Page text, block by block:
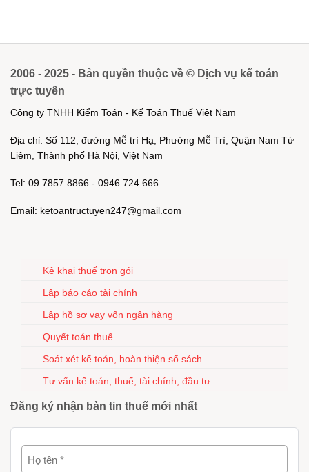
2006 - 2025 - Bản quyền thuộc về © Dịch vụ kế toán
trực tuyến
Công ty TNHH Kiểm Toán - Kế Toán Thuế Việt Nam
Địa chỉ: Số 112, đường Mễ trì Hạ, Phường Mễ Trì, Quận Nam Từ
Liêm, Thành phố Hà Nội, Việt Nam
Tel: 09.7857.8866 - 0946.724.666
Email: ketoantructuyen247@gmail.com
Kê khai thuế trọn gói
Lập báo cáo tài chính
Lập hồ sơ vay vốn ngân hàng
Quyết toán thuế
Soát xét kế toán, hoàn thiện sổ sách
Tư vấn kế toán, thuế, tài chính, đầu tư
Đăng ký nhận bản tin thuế mới nhất